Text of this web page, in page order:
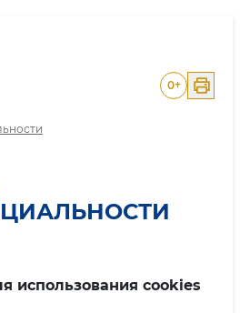
0+
использования cookies